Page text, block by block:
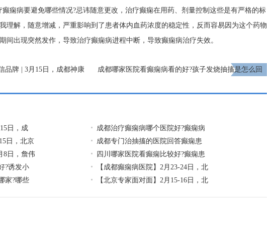
癫痫病要避免哪些情况?忌讳随意更改，治疗癫痫在用药、剂量控制这些是有严格的标
理解，随意增减，严重影响到了患者体内血药浓度的稳定性，反而容易因为这个药物
间出现突然发作，导致治疗癫痫病进程中断，导致癫痫病治疗失效。
品牌 | 3月15日，成都神康
成都哪家医院看癫痫病看的好?孩子发烧抽搐是怎么回
日，成
成都治疗癫痫病哪个医院好?癫痫病
日，北京
成都专门治抽搐的医院回答癫痫患
8日，詹伟
四川哪家医院看癫痫比较好?癫痫患
?诱发小
【成都癫痫病医院】2月23-24日，北
家?哪些
【北京专家面对面】2月15-16日，北